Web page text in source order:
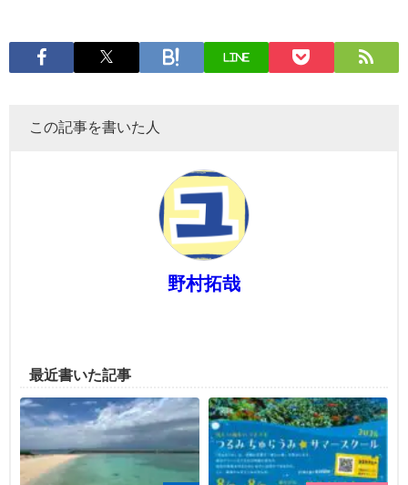
LINE
この記事を書いた人
野村拓哉
最近書いた記事